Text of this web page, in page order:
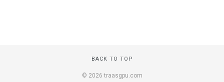
BACK TO TOP
© 2026 traasgpu.com